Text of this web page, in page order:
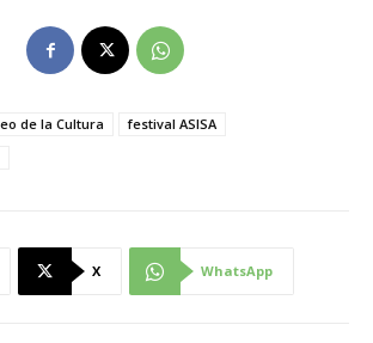
de la Cultura
festival ASISA
X WhatsApp